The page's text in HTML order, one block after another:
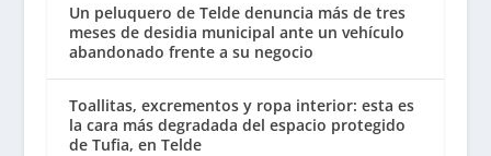
Un peluquero de Telde denuncia más de tres
meses de desidia municipal ante un vehículo
abandonado frente a su negocio
Toallitas, excrementos y ropa interior: esta es
la cara más degradada del espacio protegido
de Tufia, en Telde